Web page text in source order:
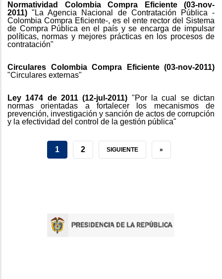
Normatividad Colombia Compra Eficiente (03-nov-
2011) "La Agencia Nacional de Contratación Pública -
Colombia Compra Eficiente-, es el ente rector del Sistema
de Compra Pública en el país y se encarga de impulsar
políticas, normas y mejores prácticas en los procesos de
contratación"
Circulares Colombia Compra Eficiente (03-nov-2011)
"Circulares externas"
Ley 1474 de 2011 (12-jul-2011) "Por la cual se dictan
normas orientadas a fortalecer los mecanismos de
prevención, investigación y sanción de actos de corrupción
y la efectividad del control de la gestión pública"
PÁGINA
1
GRADUADOS
2 SIGUIENTE
SIGUIENTE ÚLTIMA
»